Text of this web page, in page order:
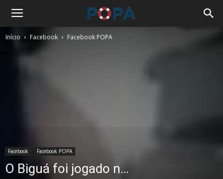
Início Facebook Facebook POPA
Facebook Facebook POPA
O Biguá foi jogado n…